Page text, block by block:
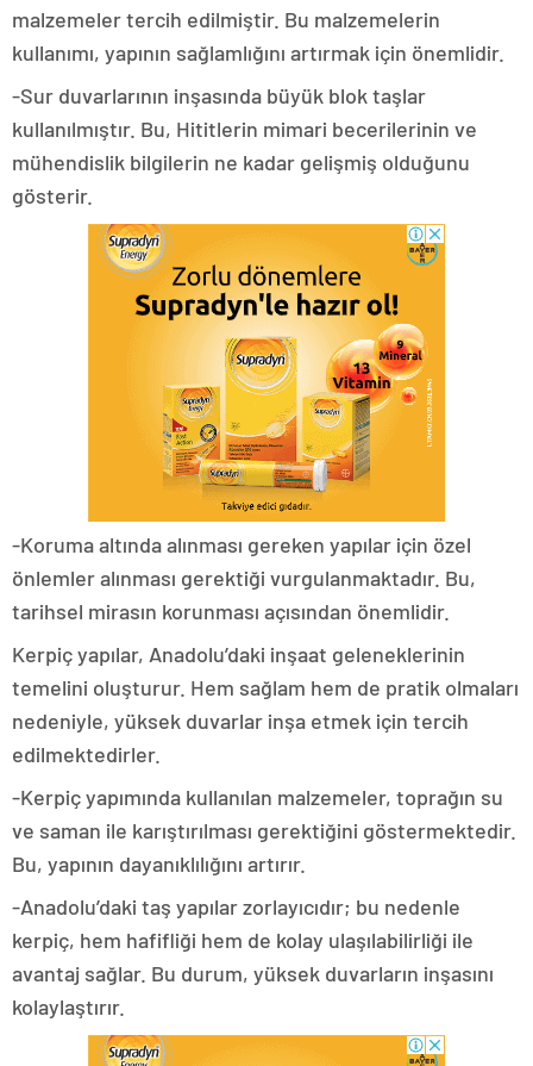
malzemeler tercih edilmiştir. Bu malzemelerin
kullanımı, yapının sağlamlığını artırmak için önemlidir.
-Sur duvarlarının inşasında büyük blok taşlar
kullanılmıştır. Bu, Hititlerin mimari becerilerinin ve
mühendislik bilgilerin ne kadar gelişmiş olduğunu
gösterir.
-Koruma altında alınması gereken yapılar için özel
önlemler alınması gerektiği vurgulanmaktadır. Bu,
tarihsel mirasın korunması açısından önemlidir.
Kerpiç yapılar, Anadolu’daki inşaat geleneklerinin
temelini oluşturur. Hem sağlam hem de pratik olmaları
nedeniyle, yüksek duvarlar inşa etmek için tercih
edilmektedirler.
-Kerpiç yapımında kullanılan malzemeler, toprağın su
ve saman ile karıştırılması gerektiğini göstermektedir.
Bu, yapının dayanıklılığını artırır.
-Anadolu’daki taş yapılar zorlayıcıdır; bu nedenle
kerpiç, hem hafifliği hem de kolay ulaşılabilirliği ile
avantaj sağlar. Bu durum, yüksek duvarların inşasını
kolaylaştırır.